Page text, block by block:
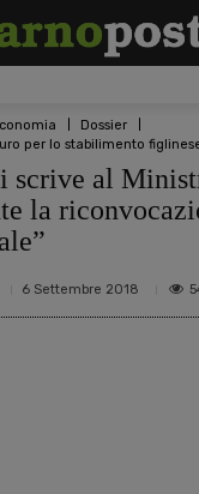
Dossier
per lo stabilimento
scrive al
la
6 Settembre 2018